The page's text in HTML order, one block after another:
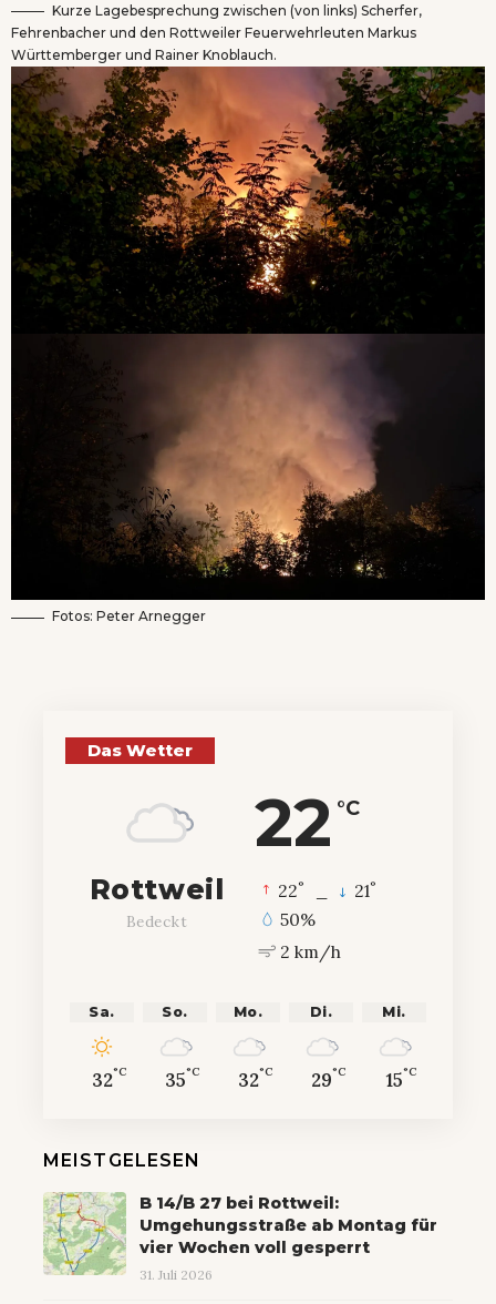
Kurze Lagebesprechung zwischen (von links) Scherfer,
Fehrenbacher und den Rottweiler Feuerwehrleuten Markus
Württemberger und Rainer Knoblauch.
Fotos: Peter Arnegger
Das Wetter
22 °C
Rottweil
Bedeckt
22° 21°
50%
2 km/h
Sa.
32°C
So.
35°C
Mo.
32°C
Di.
29°C
Mi.
15°C
MEISTGELESEN
B 14/B 27 bei Rottweil:
Umgehungsstraße ab Montag für
vier Wochen voll gesperrt
31. Juli 2026